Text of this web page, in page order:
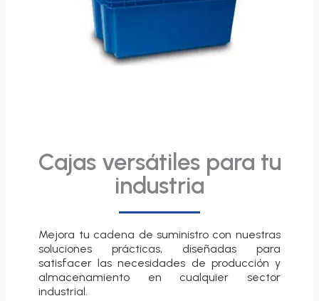
Cajas versátiles para tu
industria
Mejora tu cadena de suministro con nuestras
soluciones prácticas, diseñadas para
satisfacer las necesidades de producción y
almacenamiento en cualquier sector
industrial.